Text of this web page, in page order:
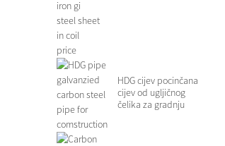
HDG cijev pocinčana
cijev od ugljičnog
čelika za gradnju